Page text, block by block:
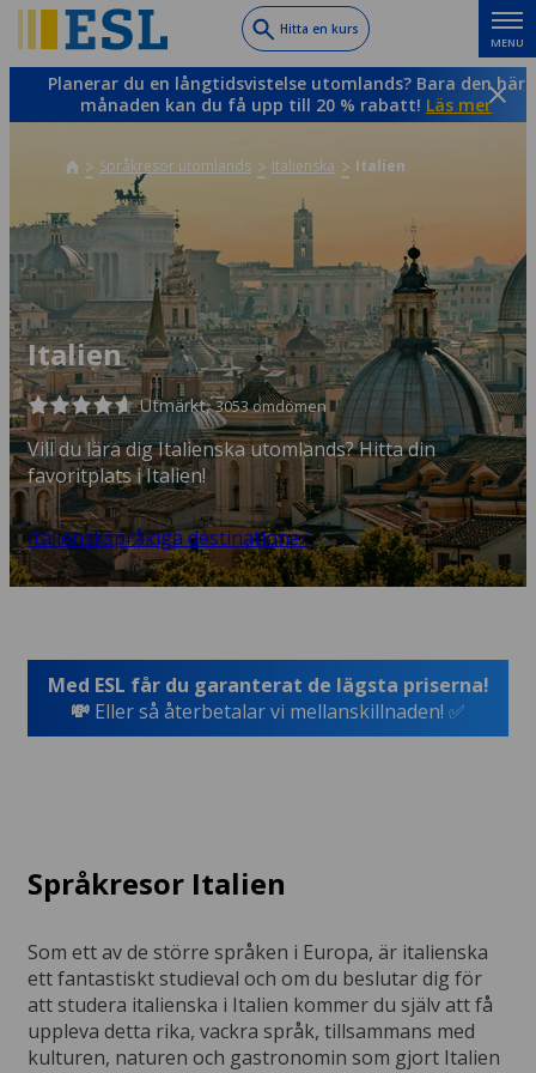
to
main
Hitta en kurs
MENU
Planerar du en långtidsvistelse utomlands? Bara den här
månaden kan du få upp till 20 % rabatt! Läs mer
Språkresor utomlands Italienska Italien
Italien
Utmärkt,3053 omdömen
Vill du lära dig Italienska utomlands? Hitta din
favoritplats i Italien!
Italienskspråkiga destinationer
Med ESL får du garanterat de lägsta priserna!
💸 Eller så återbetalar vi mellanskillnaden! ✅
Språkresor Italien
Som ett av de större språken i Europa, är italienska
ett fantastiskt studieval och om du beslutar dig för
att studera italienska i Italien kommer du själv att få
uppleva detta rika, vackra språk, tillsammans med
kulturen, naturen och gastronomin som gjort Italien